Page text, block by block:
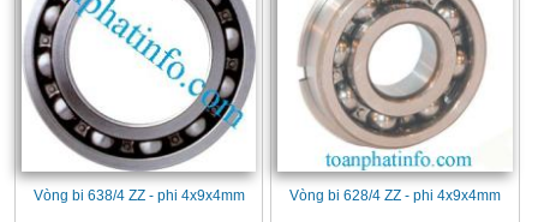
Vòng bi 638/4 ZZ - phi 4x9x4mm Vòng bi 628/4 ZZ - phi 4x9x4mm